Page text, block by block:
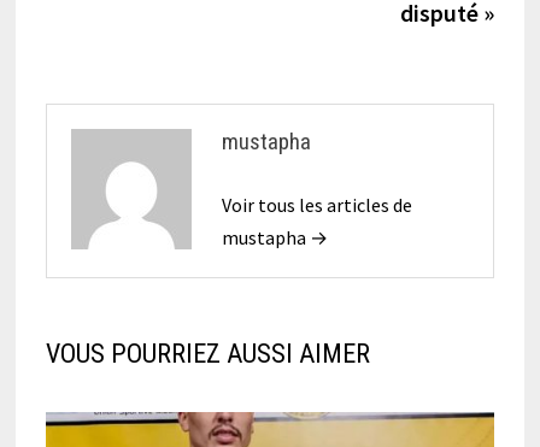
disputé »
mustapha
Voir tous les articles de
mustapha →
VOUS POURRIEZ AUSSI AIMER